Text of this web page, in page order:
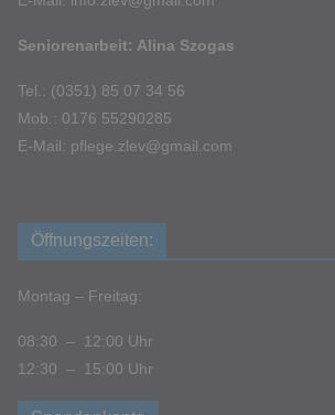
Seniorenarbeit: Alina Szogas
Tel.: (0351) 85 07 34 56
Mob.: 0176 55290285
E-Mail: pflege.zlev@gmail.com
Öffnungszeiten:
Montag – Freitag:
08:30 – 12:00 Uhr
12:30 – 15:00 Uhr